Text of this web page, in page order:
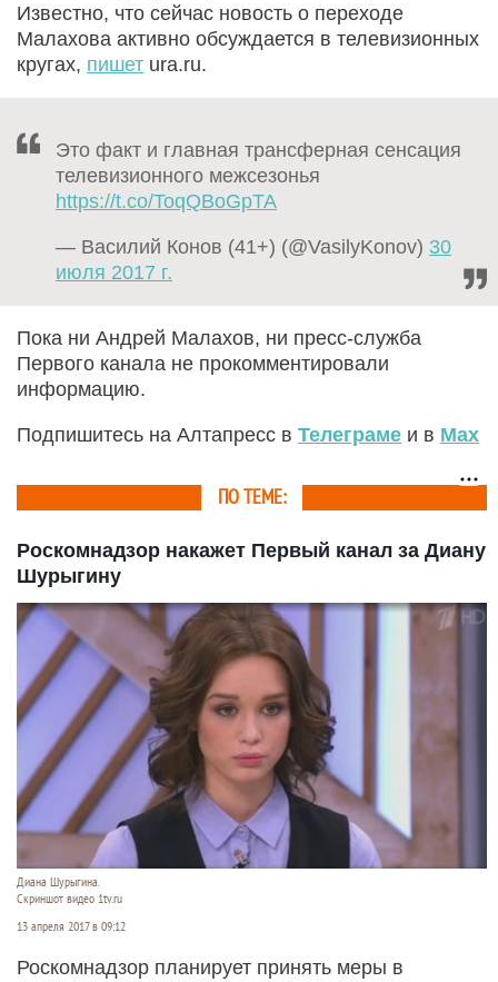
Известно, что сейчас новость о переходе
Малахова активно обсуждается в телевизионных
кругах, пишет ura.ru.
Это факт и главная трансферная сенсация
телевизионного межсезонья
https://t.co/ToqQBoGpTA
— Василий Конов (41+) (@VasilyKonov) 30
июля 2017 г.
Пока ни Андрей Малахов, ни пресс-служба
Первого канала не прокомментировали
информацию.
Подпишитесь на Алтапресс в Телеграме и в Max
ПО ТЕМЕ:
Роскомнадзор накажет Первый канал за Диану
Шурыгину
Диана Шурыгина.
Скриншот видео 1tv.ru
13 апреля 2017 в 09:12
Роскомнадзор планирует принять меры в